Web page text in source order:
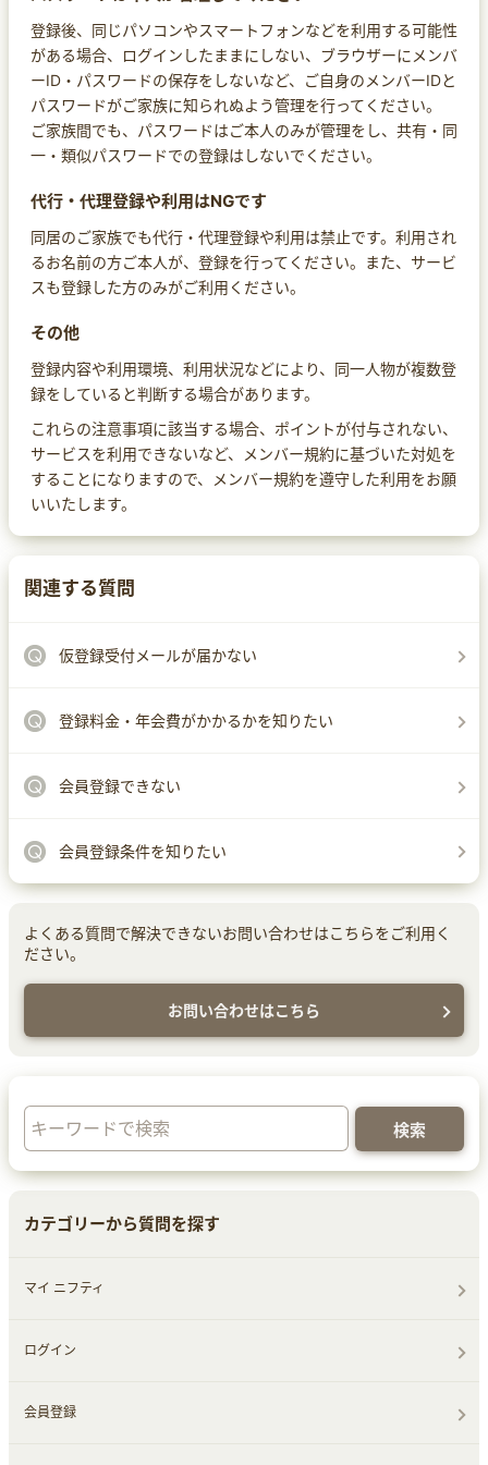
登録後、同じパソコンやスマートフォンなどを利用する可能性
がある場合、ログインしたままにしない、ブラウザーにメンバ
ーID・パスワードの保存をしないなど、ご自身のメンバーIDと
パスワードがご家族に知られぬよう管理を行ってください。
ご家族間でも、パスワードはご本人のみが管理をし、共有・同
一・類似パスワードでの登録はしないでください。
代行・代理登録や利用はNGです
同居のご家族でも代行・代理登録や利用は禁止です。利用され
るお名前の方ご本人が、登録を行ってください。また、サービ
スも登録した方のみがご利用ください。
その他
登録内容や利用環境、利用状況などにより、同一人物が複数登
録をしていると判断する場合があります。
これらの注意事項に該当する場合、ポイントが付与されない、
サービスを利用できないなど、メンバー規約に基づいた対処を
することになりますので、メンバー規約を遵守した利用をお願
いいたします。
関連する質問
仮登録受付メールが届かない
登録料金・年会費がかかるかを知りたい
会員登録できない
会員登録条件を知りたい
よくある質問で解決できないお問い合わせはこちらをご利用く
ださい。
お問い合わせはこちら
カテゴリーから質問を探す
マイ ニフティ
ログイン
会員登録